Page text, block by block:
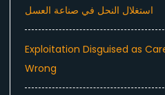
استغلال النحل في صناعة العسل
Exploitation Disguised as
Wrong